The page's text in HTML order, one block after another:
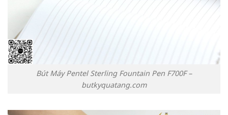
Bút Máy Pentel Sterling Fountain Pen F700F –
butkyquatang.com